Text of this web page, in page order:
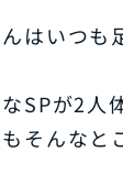
はいつも
SPが2人
そんなと